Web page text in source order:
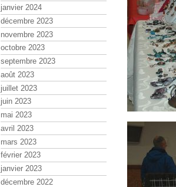
janvier 2024
décembre 2023
novembre 2023
octobre 2023
septembre 2023
août 2023
juillet 2023
juin 2023
mai 2023
avril 2023
mars 2023
février 2023
janvier 2023
décembre 2022